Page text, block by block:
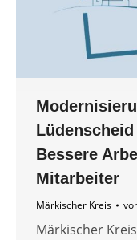
Bessere
Mitarbeiter
Märkischer Kreis
Märkischer